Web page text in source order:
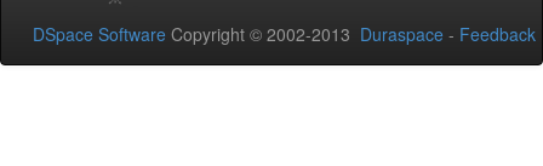
DSpace Software Copyright © 2002-2013 Duraspace - Feedback